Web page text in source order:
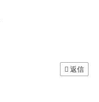
返信